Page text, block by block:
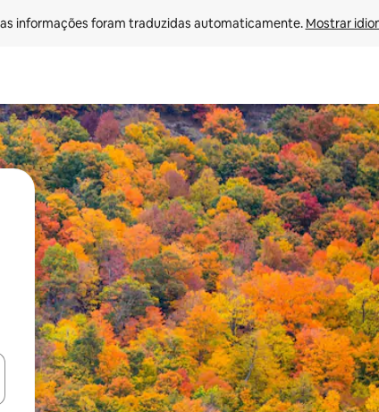
informações foram traduzidas automaticamente. Mostrar
usando as seta para cima e para baixo do teclado ou